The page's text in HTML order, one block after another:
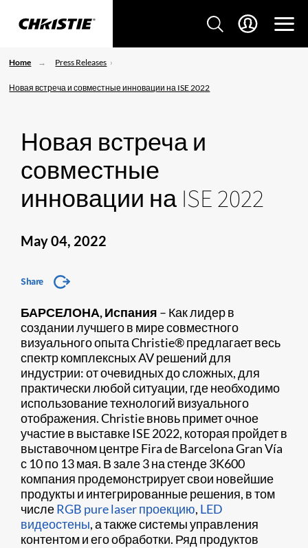
Home Press Releases
Новая встреча и совместные инновации на ISE 2022
Новая встреча и
совместные
инновации на ISE 2022
May 04, 2022
Share
БАРСЕЛОНА, Испания – Как лидер в
создании лучшего в мире совместного
визуального опыта Christie® предлагает весь
спектр комплексных AV решений для
индустрии: от очевидных до сложных, для
практически любой ситуации, где необходимо
использование технологий визуального
отображения. Christie вновь примет очное
участие в выставке ISE 2022, которая пройдет в
выставочном центре Fira de Barcelona Gran Vía
с 10 по 13 мая. В зале 3 на стенде 3K600
компания продемонстрирует свои новейшие
продукты и интегрированные решения, в том
числеRGB pure laser проекцию, LED
видеостены, а также системы управления
контентом и его обработки. Ряд продуктов